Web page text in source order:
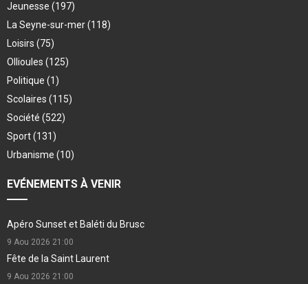
Jeunesse (197)
La Seyne-sur-mer(118)
Loisirs (75)
Ollioules (125)
Politique (1)
Scolaires (115)
Société (522)
Sport(131)
Urbanisme (10)
EVÉNEMENTS À VENIR
Apéro Sunset et Baléti du Brusc
9 Aou 2026 21:00
Fête de la Saint Laurent
9 Aou 2026 21:00